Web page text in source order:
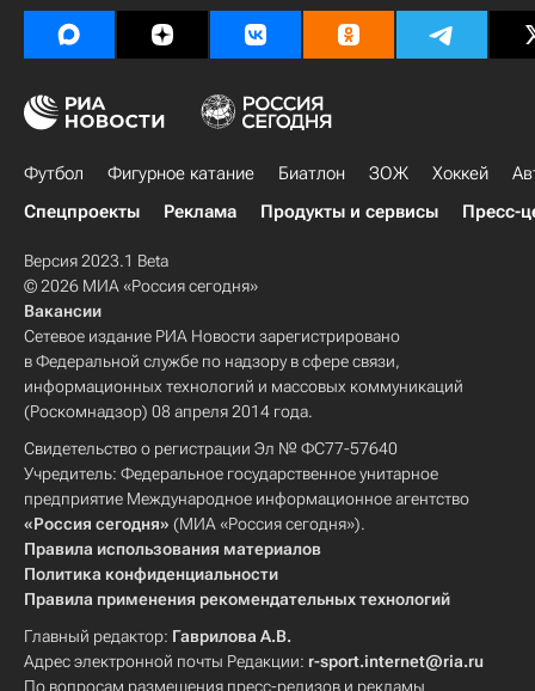
Футбол Фигурное катание Биатлон ЗОЖ Хоккей
Спецпроекты
Реклама Продукты и сервисы Пресс-
Версия 2023.1 Beta
© 2026 МИА «Россия сегодня»
Вакансии
Сетевое издание РИА Новости зарегистрировано
в Федеральной службе по надзору в сфере связи,
информационных технологий и массовых коммуникаций
(Роскомнадзор) 08 апреля 2014 года.
Свидетельство о регистрации Эл № ФС77-57640
Учредитель: Федеральное государственное унитарное
предприятие Международное информационное агентство
«Россия сегодня» (МИА «Россия сегодня»).
Правила использования материалов
Политика конфиденциальности
Правила применения рекомендательных технологий
Главный редактор: Гаврилова А.В.
Адрес электронной почты Редакции: r-sport.internet@ria.ru
По вопросам размещения пресс-релизов и рекламы